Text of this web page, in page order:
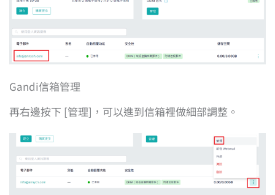
Gandi信箱管理
再右邊按下 [管理]，可以進到信箱裡做細部調整。